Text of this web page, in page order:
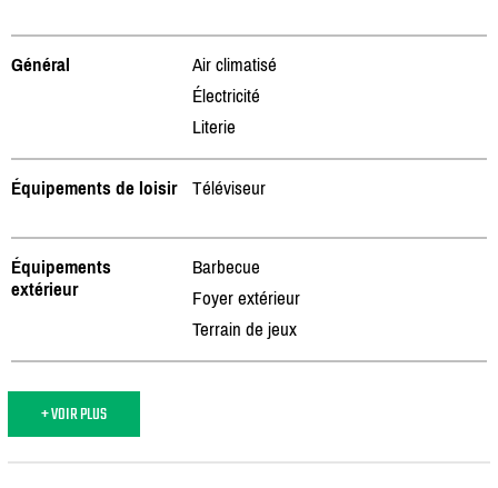
Général
Air climatisé
Électricité
Literie
Équipements de loisir Téléviseur
Équipements
extérieur
Barbecue
Foyer extérieur
Terrain de jeux
+ VOIR PLUS